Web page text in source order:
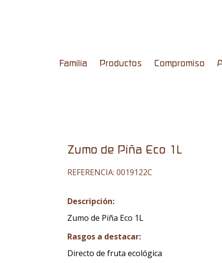
Familia Productos Compromiso
Zumo de Piña Eco 1L
REFERENCIA: 0019122C
Descripción:
Zumo de Piña Eco 1L
Rasgos a destacar:
Directo de fruta ecológica